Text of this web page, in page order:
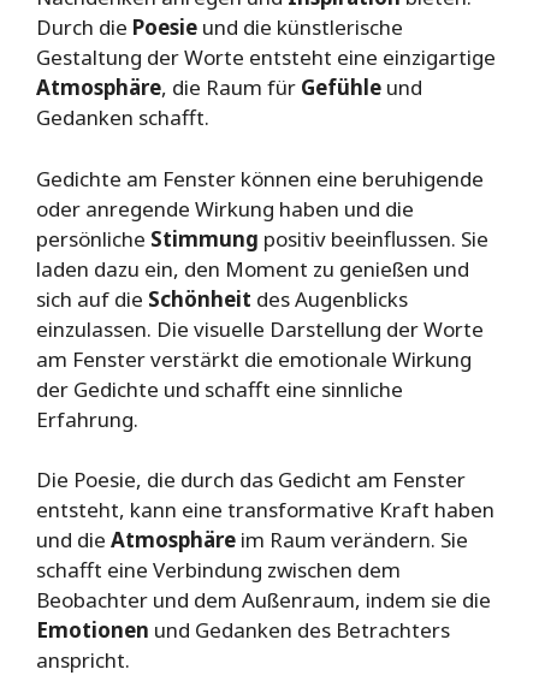
Durch die Poesie und die künstlerische
Gestaltung der Worte entsteht eine einzigartige
Atmosphäre, die Raum für Gefühle und
Gedanken schafft.
Gedichte am Fenster können eine beruhigende
oder anregende Wirkung haben und die
persönliche Stimmung positiv beeinflussen. Sie
laden dazu ein, den Moment zu genießen und
sich auf die Schönheit des Augenblicks
einzulassen. Die visuelle Darstellung der Worte
am Fenster verstärkt die emotionale Wirkung
der Gedichte und schafft eine sinnliche
Erfahrung.
Die Poesie, die durch das Gedicht am Fenster
entsteht, kann eine transformative Kraft haben
und die Atmosphäre im Raum verändern. Sie
schafft eine Verbindung zwischen dem
Beobachter und dem Außenraum, indem sie die
Emotionen und Gedanken des Betrachters
anspricht.